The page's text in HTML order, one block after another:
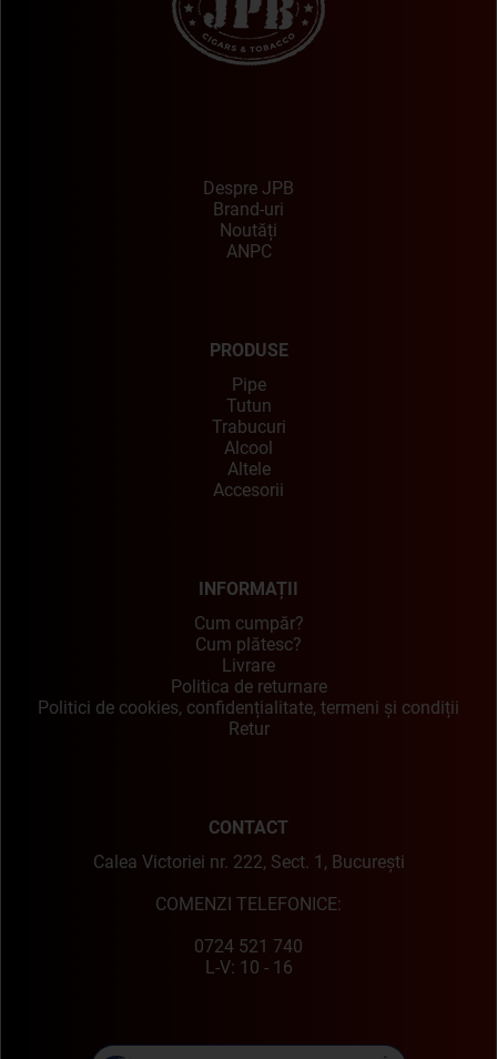
Despre JPB
Brand-uri
Noutăți
ANPC
PRODUSE
Pipe
Tutun
Trabucuri
Alcool
Altele
Accesorii
INFORMAȚII
Cum cumpăr?
Cum plătesc?
Livrare
Politica de returnare
Politici de cookies, confidențialitate, termeni și condiții
Retur
CONTACT
Calea Victoriei nr. 222, Sect. 1, București
COMENZI TELEFONICE:
0724 521 740
L-V: 10 - 16